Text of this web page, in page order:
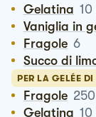
Gelatina 10
Vaniglia in
Fragole 6
Succo di
PER LA GELÉE
Fragole 250
Gelatina 10